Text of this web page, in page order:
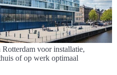
voor installatie,
of op werk optimaal